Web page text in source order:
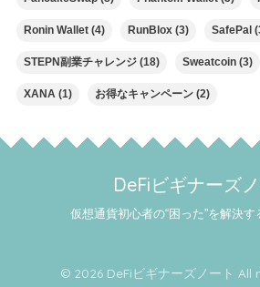
Ronin Wallet(4) RunBlox(3) SafePal
STEPN副業チャレンジ(18) Sweatcoin(3)
XANA (1) お得なキャンペーン(2)
DeFiビギナーズ
仮想通貨初心者の“困った”を解決す
© 2026 DeFiビギナーズノート All